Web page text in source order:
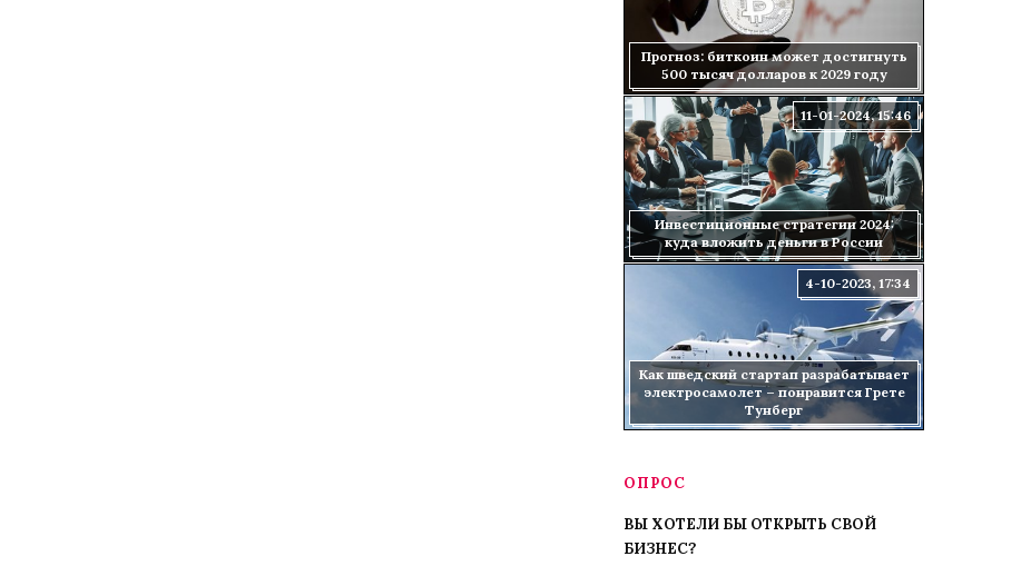
Прогноз: биткоин может достигнуть
500 тысяч долларов к 2029 году
Инвестиционные стратегии 2024:
куда вложить деньги в России
11-01-2024, 15:46
Как шведский стартап разрабатывает
электросамолет – понравится Грете
Тунберг
4-10-2023, 17:34
ОПРОС
ВЫ ХОТЕЛИ БЫ ОТКРЫТЬ СВОЙ
БИЗНЕС?